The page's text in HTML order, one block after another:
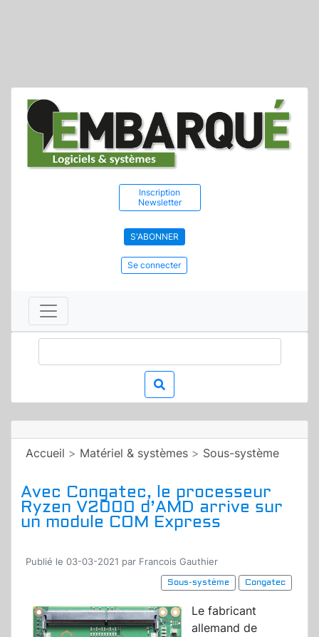
Inscription
Newsletter
S'ABONNER
Se connecter
Accueil > Matériel & systèmes > Sous-système
Avec Congatec, le processeur
Ryzen V2000 d’AMD arrive sur
un module COM Express
Publié le 03-03-2021 par Francois Gauthier
Sous-système
Congatec
Le fabricant
allemand de